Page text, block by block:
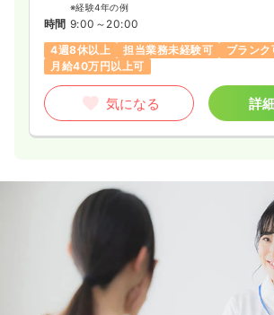
※経験4年の例
時間 9:00～20:00
4週8休以上
担当業務未経験可 ブランク
月給40万円以上可
気になる 詳